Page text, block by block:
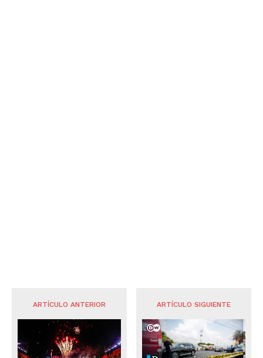
ARTÍCULO ANTERIOR ARTÍCULO SIGUIENTE